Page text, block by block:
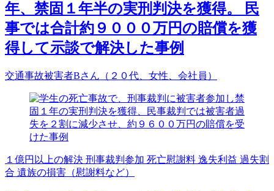
年、禁固１年半の実刑判決を獲得。 民
事では合計約９０００万円の賠償を獲
得して示談で解決した事例
交通事故被害者Bさん（２０代、女性、会社員）
１億円以上の解決 刑事裁判参加 死亡慰謝料 逸失利益 過失割
合 遺族の損害（慰謝料など）